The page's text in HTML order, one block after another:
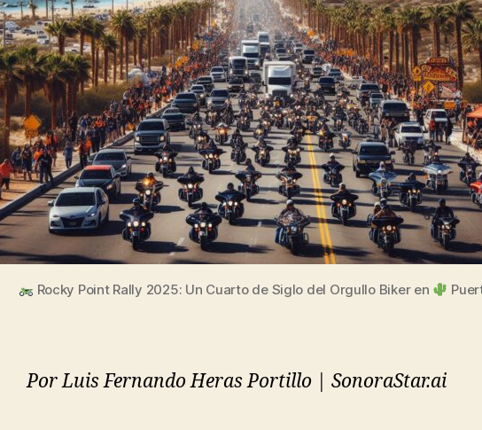
Rocky Point Rally 2025: Un Cuarto de Siglo del Orgullo Biker en
Por Luis Fernando Heras Portillo | SonoraStar.ai